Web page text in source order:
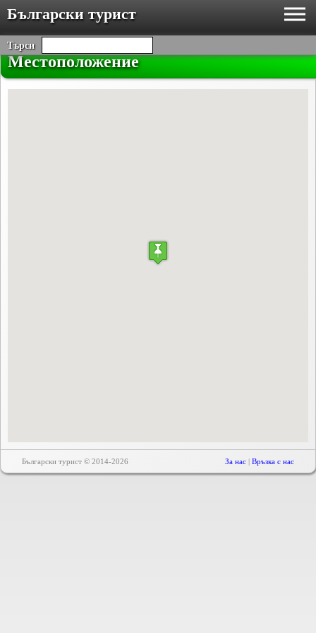
Български турист
Търси
Местоположение
Български турист © 2014-2026 За нас | Връзка с нас